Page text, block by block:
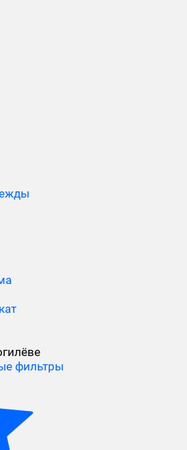
фильтры